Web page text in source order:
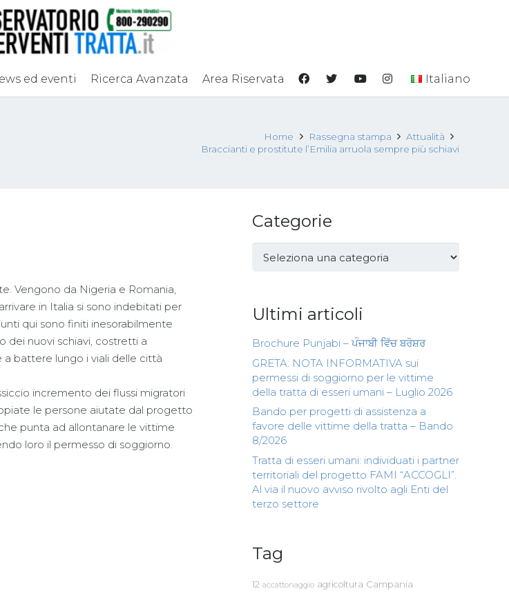
ed eventi Ricerca Avanzata Area Riservata Italiano
Home Rassegna stampa
Attualità
Braccianti e prostitute l’Emilia arruola sempre più schiavi
Vengono da Nigeria e Romania,
in Italia si sono indebitati per
qui sono finiti inesorabilmente
dei nuovi schiavi, costretti a
battere lungo i viali delle città
incremento dei flussi migratori
le persone aiutate dal progetto
punta ad allontanare le vittime
loro il permesso di soggiorno.
Categorie
Categorie
Ultimi articoli
Brochure Punjabi – ਪੰਜਾਬੀ ਵਿੱਚ ਬਰੋਸ਼ਰ
GRETA: NOTA INFORMATIVA sui
permessi di soggiorno per le vittime
della tratta di esseri umani – Luglio 2026
Bando per progetti di assistenza a
favore delle vittime della tratta – Bando
8/2026
Tratta di esseri umani: individuati i partner
territoriali del progetto FAMI “ACCOGLI”.
Al via il nuovo avviso rivolto agli Enti del
terzo settore
Tag
12 accattonaggio agricoltura Campania